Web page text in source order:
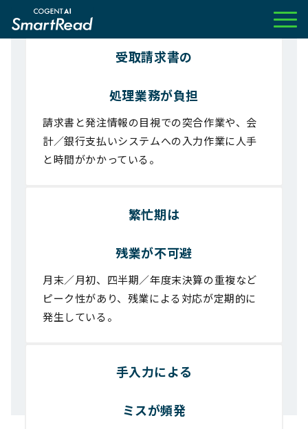
受取請求書の
処理業務が負担
請求書と発注情報の目視での突合作業や、会
計／銀行支払いシステムへの入力作業に人手
と時間がかかっている。
繁忙期は
残業が不可避
月末／月初、四半期／年度末決算の重複など
ピーク性があり、残業による対応が定期的に
発生している。
手入力による
ミスが頻発